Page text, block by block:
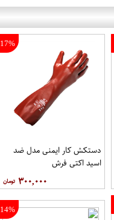
17%
دستکش کار ایمنی مدل ضد
اسید اکتی فرش
۳۰۰,۰۰۰
14%